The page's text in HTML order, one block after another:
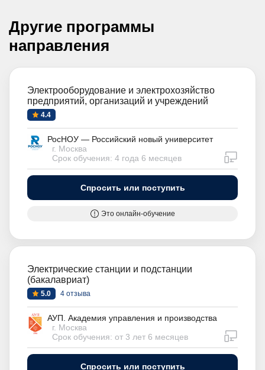
Другие программы
направления
Электрооборудование и электрохозяйство
предприятий, организаций и учреждений
4.4
РосНОУ — Российский новый университет
г. Москва
Срок обучения: 4 года 6 месяцев
Спросить или поступить
Это онлайн-обучение
Электрические станции и подстанции
(бакалавриат)
5.0 4 отзыва
АУП. Академия управления и производства
г. Москва
Срок обучения: от 3 лет 6 месяцев
Спросить или поступить